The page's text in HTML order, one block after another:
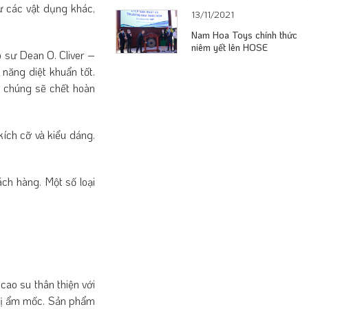
các vật dụng khác,
sư Dean O. Cliver –
diệt khuẩn tốt.
sẽ chết hoàn
cỡ và kiểu dáng.
hàng. Một số loại
su thân thiện với
mốc. Sản phẩm
13/11/2021
Nam Hoa Toys chính thức
niêm yết lên HOSE